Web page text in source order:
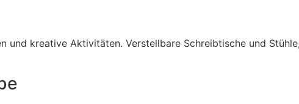
kreative Aktivitäten. Verstellbare Schreibtische und